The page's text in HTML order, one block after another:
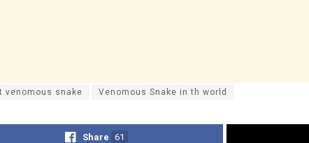
venomous snake Venomous Snake in th world
Share 61